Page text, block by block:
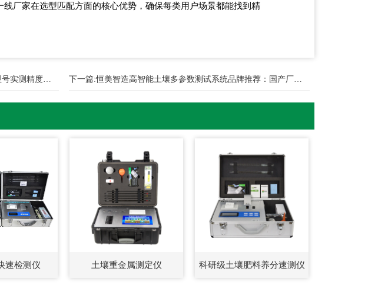
厂家在选型匹配方面的核心优势，确保每类用户场景都能找到精
精度全解析 下一篇:恒美智造高智能土壤多参数测试系统品牌推荐：国产厂家选购指南
速检测仪 土壤重金属测定仪 科研级土壤肥料养分速测仪